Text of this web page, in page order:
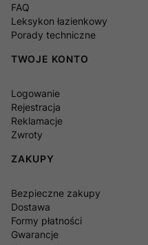
FAQ
Leksykon łazienkowy
Porady techniczne
TWOJE KONTO
Logowanie
Rejestracja
Reklamacje
Zwroty
ZAKUPY
Bezpieczne zakupy
Dostawa
Formy płatności
Gwarancje